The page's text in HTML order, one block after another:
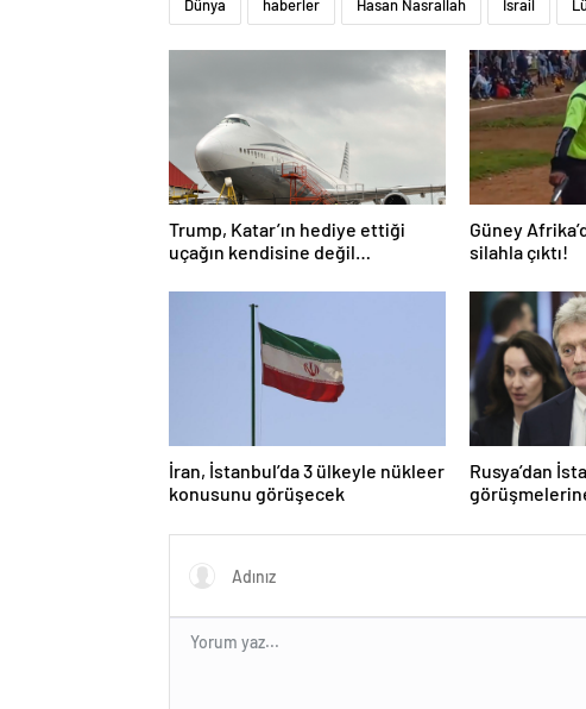
Trump, Katar’ın hediye ettiği
uçağın kendisine değil
Pentagon’a verileceğini açıkladı
Güney
silahla çıktı!
İran, İstanbul’da 3 ülkeyle nükleer
konusunu görüşecek
Rusya’dan